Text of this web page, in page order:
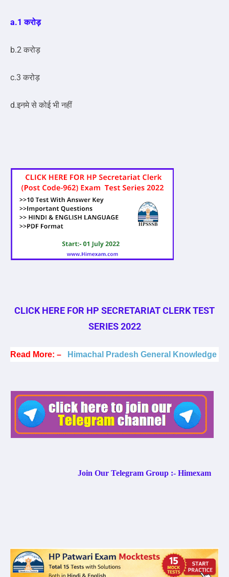
a.1 करोड़
b.2 करोड़
c.3 करोड़
d.इनमे से कोई भी नहीं
CLICK HERE FOR HP SECRETARIAT CLERK TEST
SERIES 2022
Read More: – Himachal Pradesh General Knowledge
Join Our Telegram Group :- Himexam